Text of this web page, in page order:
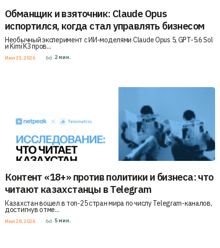
Обманщик и взяточник: Claude Opus
испортился, когда стал управлять бизнесом
Необычный эксперимент с ИИ-моделями Claude Opus 5, GPT-5.6 Sol
и Kimi K3 пров...
Июл 31, 2026 2 мин.
Контент «18+» против политики и бизнеса: что
читают казахстанцы в Telegram
Казахстан вошел в топ-25 стран мира по числу Telegram-каналов,
достигнув отме...
Июл 28, 2026 5 мин.